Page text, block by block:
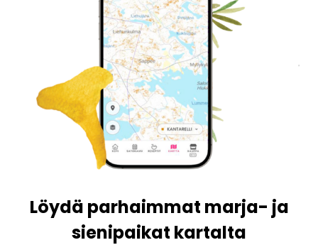
Löydä parhaimmat marja- ja
sienipaikat kartalta